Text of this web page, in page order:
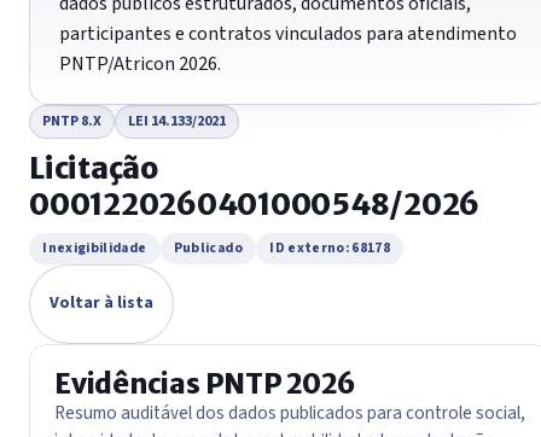
participantes e contratos vinculados para atendimento
PNTP/Atricon 2026.
PNTP 8.X LEI 14.133/2021
Licitação
0001220260401000548/2026
Inexigibilidade Publicado ID externo: 68178
Voltar à lista
Evidências PNTP 2026
Resumo auditável dos dados publicados para controle social,